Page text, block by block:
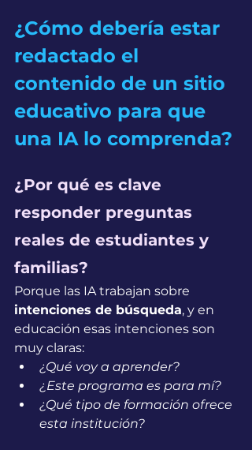
¿Cómo debería estar
redactado el
contenido de un sitio
educativo para que
una IA lo comprenda?
¿Por qué es clave
responder preguntas
reales de estudiantes y
familias?
Porque las IA trabajan sobre
intenciones de búsqueda, y en
educación esas intenciones son
muy claras:
¿Qué voy a aprender?
¿Este programa es para mí?
¿Qué tipo de formación ofrece
esta institución?